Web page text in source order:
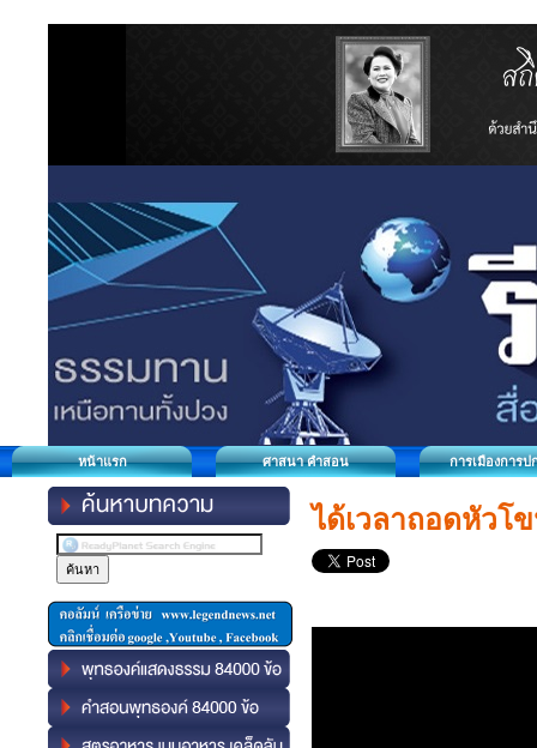
หน้าแรก ศาสนา คำสอน การเมืองการป
ได้เวลาถอดหัวโ